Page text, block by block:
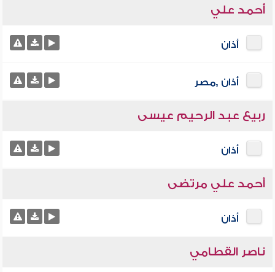
أحمد علي
أذان
أذان ,مصر
ربيع عبد الرحيم عيسى
أذان
أحمد علي مرتضى
أذان
ناصر القطامي